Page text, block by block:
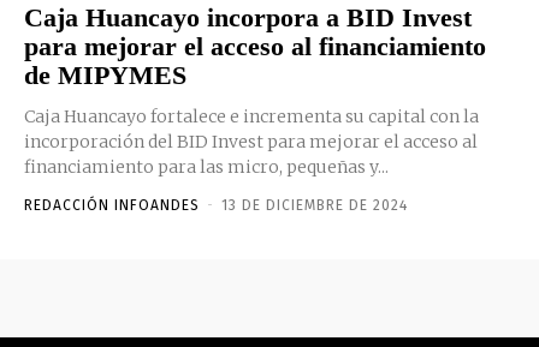
Caja Huancayo incorpora a BID Invest
para mejorar el acceso al financiamiento
de MIPYMES
Caja Huancayo fortalece e incrementa su capital con la
incorporación del BID Invest para mejorar el acceso al
financiamiento para las micro, pequeñas y...
REDACCIÓN INFOANDES - 13 DE DICIEMBRE DE 2024